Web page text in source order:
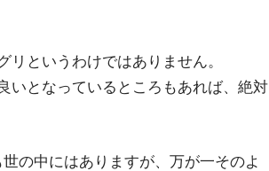
というわけではありません。
いとなっているところもあれば、絶対
の中にはありますが、万が一そのよ